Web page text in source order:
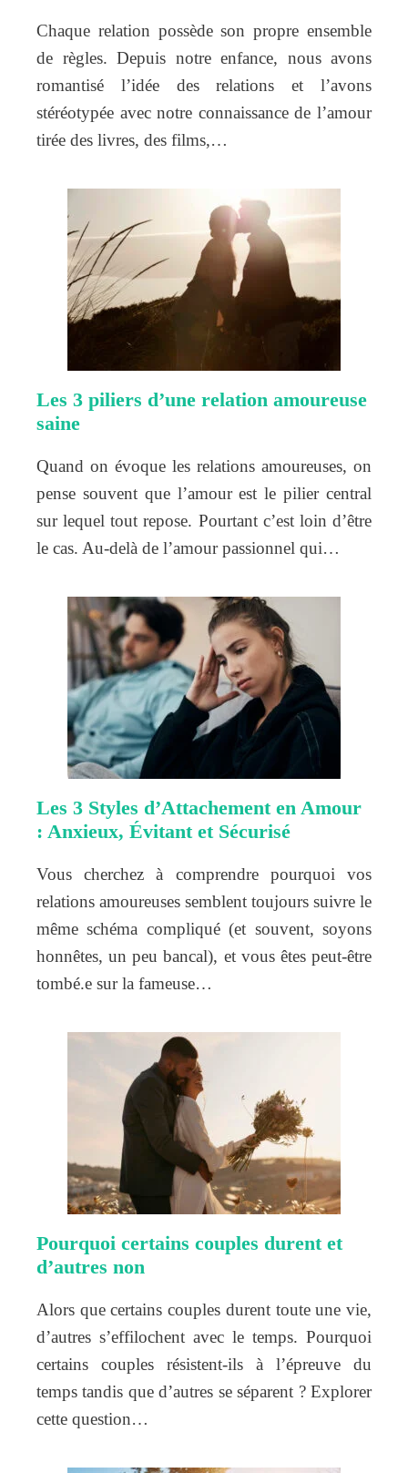
Chaque relation possède son propre ensemble
de règles. Depuis notre enfance, nous avons
romantisé l’idée des relations et l’avons
stéréotypée avec notre connaissance de l’amour
tirée des livres, des films,…
Les 3 piliers d’une relation amoureuse
saine
Quand on évoque les relations amoureuses, on
pense souvent que l’amour est le pilier central
sur lequel tout repose. Pourtant c’est loin d’être
le cas. Au-delà de l’amour passionnel qui…
Les 3 Styles d’Attachement en Amour
: Anxieux, Évitant et Sécurisé
Vous cherchez à comprendre pourquoi vos
relations amoureuses semblent toujours suivre le
même schéma compliqué (et souvent, soyons
honnêtes, un peu bancal), et vous êtes peut-être
tombé.e sur la fameuse…
Pourquoi certains couples durent et
d’autres non
Alors que certains couples durent toute une vie,
d’autres s’effilochent avec le temps. Pourquoi
certains couples résistent-ils à l’épreuve du
temps tandis que d’autres se séparent ? Explorer
cette question…